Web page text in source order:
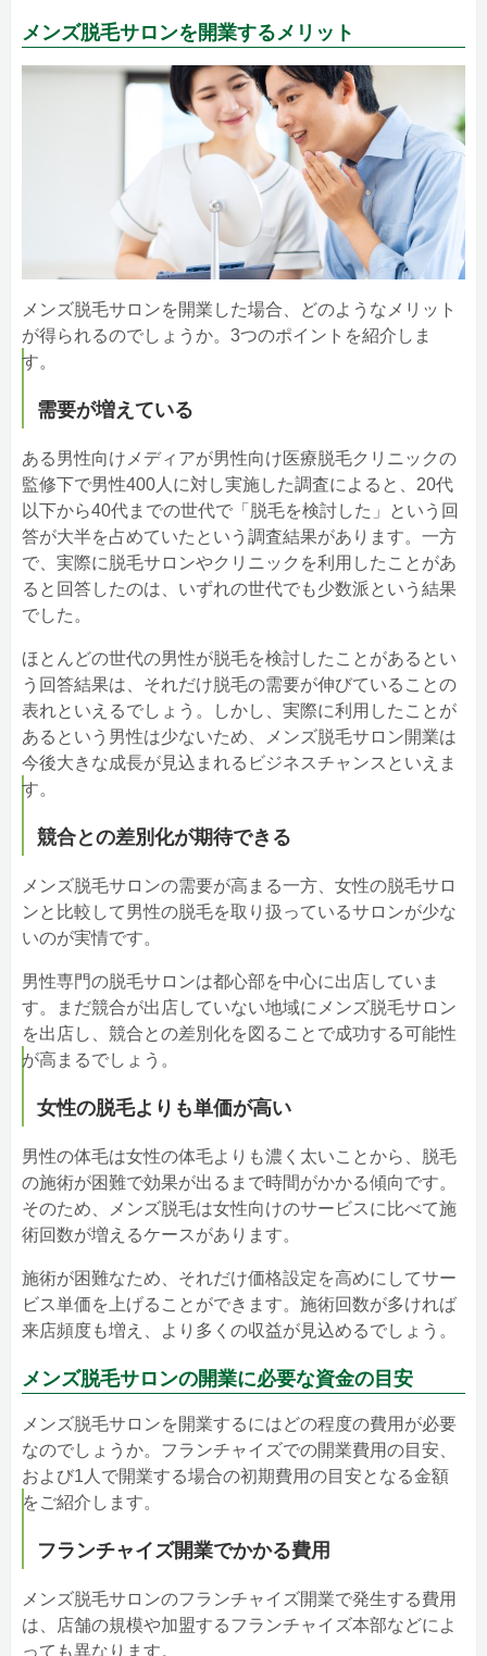
1.フランチャイズ本部へ問い合わせる
2.担当者との面接
3.サロンを見学する
4.申し込み・審査を受ける
5.フランチャイズ契約を結ぶ
8.開業に向けて準備する
9.広告・宣伝活動をする
メンズ脱毛サロンを募集しているフランチャイズ
メンズ脱毛サロンのフランチャイズについてまとめ
メンズ脱毛サロンを開業するメリット
メンズ脱毛サロンを開業した場合、どのようなメリット
が得られるのでしょうか。3つのポイントを紹介しま
す。
需要が増えている
ある男性向けメディアが男性向け医療脱毛クリニックの
監修下で男性400人に対し実施した調査によると、20代
以下から40代までの世代で「脱毛を検討した」という回
答が大半を占めていたという調査結果があります。一方
で、実際に脱毛サロンやクリニックを利用したことがあ
ると回答したのは、いずれの世代でも少数派という結果
でした。
ほとんどの世代の男性が脱毛を検討したことがあるとい
う回答結果は、それだけ脱毛の需要が伸びていることの
表れといえるでしょう。しかし、実際に利用したことが
あるという男性は少ないため、メンズ脱毛サロン開業は
今後大きな成長が見込まれるビジネスチャンスといえま
す。
競合との差別化が期待できる
メンズ脱毛サロンの需要が高まる一方、女性の脱毛サロ
ンと比較して男性の脱毛を取り扱っているサロンが少な
いのが実情です。
男性専門の脱毛サロンは都心部を中心に出店していま
す。まだ競合が出店していない地域にメンズ脱毛サロン
を出店し、競合との差別化を図ることで成功する可能性
が高まるでしょう。
女性の脱毛よりも単価が高い
男性の体毛は女性の体毛よりも濃く太いことから、脱毛
の施術が困難で効果が出るまで時間がかかる傾向です。
そのため、メンズ脱毛は女性向けのサービスに比べて施
術回数が増えるケースがあります。
施術が困難なため、それだけ価格設定を高めにしてサー
ビス単価を上げることができます。施術回数が多ければ
来店頻度も増え、より多くの収益が見込めるでしょう。
メンズ脱毛サロンの開業に必要な資金の目安
メンズ脱毛サロンを開業するにはどの程度の費用が必要
なのでしょうか。フランチャイズでの開業費用の目安、
および1人で開業する場合の初期費用の目安となる金額
をご紹介します。
フランチャイズ開業でかかる費用
メンズ脱毛サロンのフランチャイズ開業で発生する費用
は、店舗の規模や加盟するフランチャイズ本部などによ
っても異なります。